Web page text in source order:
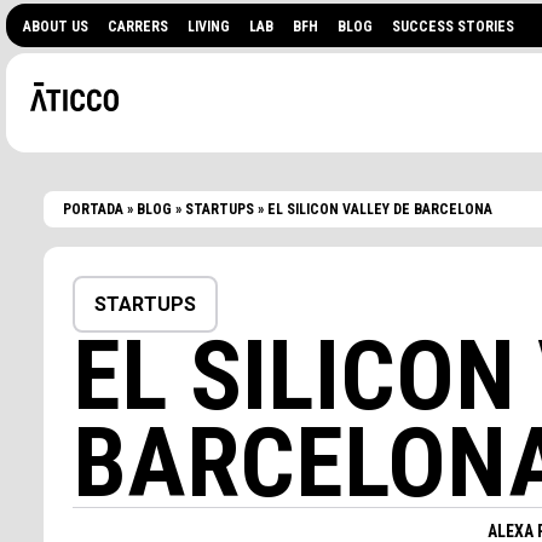
ABOUT US CARRERS LIVING LAB BFH BLOG SUCCESS STORIES
PORTADA » BLOG » STARTUPS » EL SILICON VALLEY DE BARCELONA
STARTUPS
EL
ALEXA
BUSQUES UN ESPAI
ESDEVENIMENTS?